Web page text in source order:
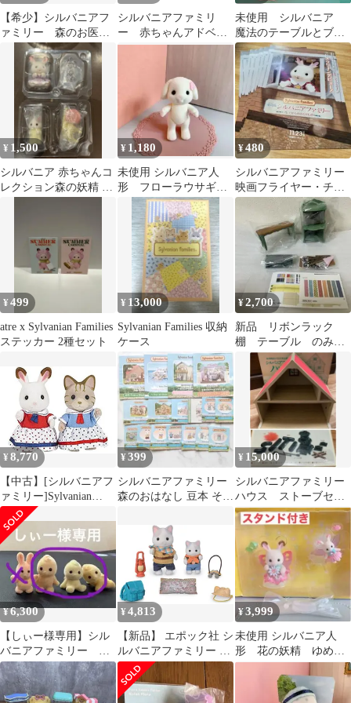
【希少】シルバニアフ
ァミリー 森のお医者
さんギフトセット ト
イザらス 病院
シルバニアファミリ
ー 赤ちゃんアドベン
チャーシリーズ
未使用 シルバニア
魔法のテーブルとブル
ーのソファー 家具
¥ 1,500
シルバニア 赤ちゃんコ
レクション森の妖精 ラ
¥ 1,180
未使用 シルバニア人
形 フローラウサギ
子供サイズ ピンクお
花 髪飾り
¥480
シルバニアファミリー
映画フライヤー・チラ
シ 10枚セット
¥499
atre x Sylvanian Families
ステッカー 2種セット
¥ 13,000
Sylvanian Families 収納
ケース
¥2,700
新品 リボンラック
棚 テーブル のみ
シルバニア お店
¥8,770
【中古】[シルバニアフ
ァミリー]Sylvanian
Families Seaside Friends
5232 [並行輸入品]
¥399
シルバニアファミリー
森のおはなし 豆本 そよ
ミリー 他
¥ 15,000
シルバニアファミリー
ハウス ストーブセッ
ト エポック社 初期
¥6,300
【しぃー様専用】シル
バニアファミリー 天
使ちゃん 妖精の赤ち
ゃん 初期廃盤レア
¥4,813
【新品】 エポック社 シ
ルバニアファミリー -
ラテネコきょうだい ど
きどき探検セット
Sylvanian 人形・家具セ
¥3,999
未使用 シルバニア人
形 花の妖精 ゆめい
ろフェアリーキャッス
ル人形 スタンド付き